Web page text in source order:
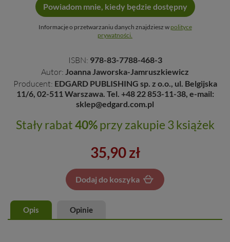
Powiadom mnie, kiedy będzie dostępny
Informacje o przetwarzaniu danych znajdziesz w polityce
prywatności.
ISBN: 978-83-7788-468-3
Autor: Joanna Jaworska-Jamruszkiewicz
Producent: EDGARD PUBLISHING sp. z o.o., ul. Belgijska
11/6, 02-511 Warszawa. Tel. +48 22 853-11-38, e-mail:
sklep@edgard.com.pl
Stały rabat40%przy zakupie 3 książek
35,90 zł
Dodaj do koszyka
Opis Opinie